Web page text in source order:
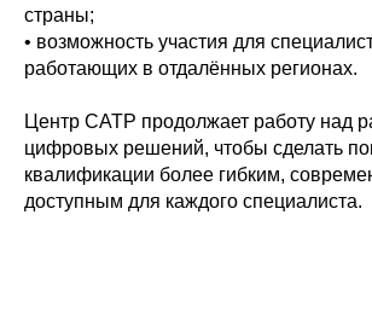
страны;
• возможность участия для
работающих в отдалённых регионах.
Центр САТР продолжает работу над
цифровых решений, чтобы сделать
квалификации более гибким,
доступным для каждого специалиста.